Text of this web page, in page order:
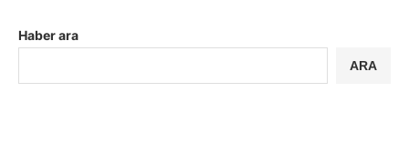
Haber ara
ARA